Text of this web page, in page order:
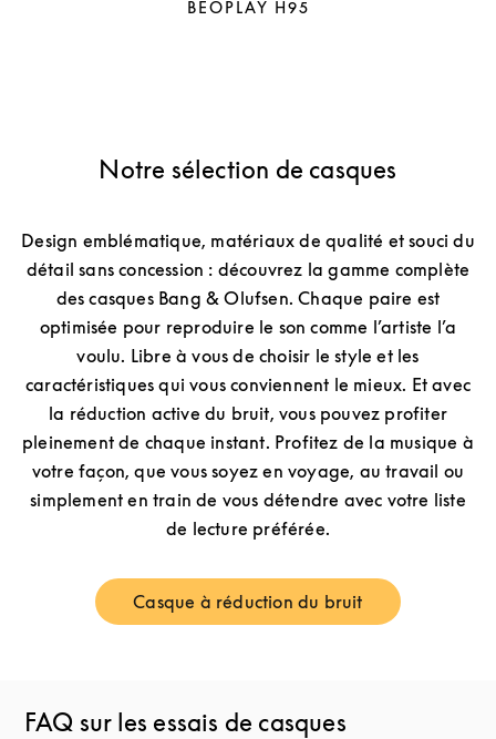
BEOPLAY H95
Notre sélection de casques
Design emblématique, matériaux de qualité et souci du
détail sans concession : découvrez la gamme complète
des casques Bang & Olufsen. Chaque paire est
optimisée pour reproduire le son comme l’artiste l’a
voulu. Libre à vous de choisir le style et les
caractéristiques qui vous conviennent le mieux. Et avec
la réduction active du bruit, vous pouvez profiter
pleinement de chaque instant. Profitez de la musique à
votre façon, que vous soyez en voyage, au travail ou
simplement en train de vous détendre avec votre liste
de lecture préférée.
Casque à réduction du bruit
Link Opens in New Tab
FAQ sur les essais de casques